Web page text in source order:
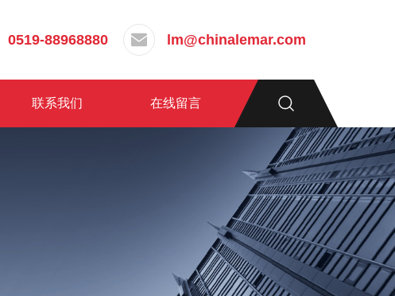
0519-88968880 lm@chinalemar.com
联系我们 在线留言